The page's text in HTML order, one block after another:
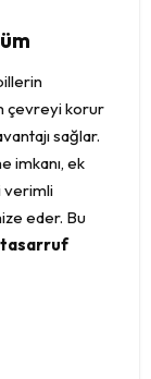
çevreyi korur
sağlar.
imkanı, ek
verimli
eder. Bu
tasarruf